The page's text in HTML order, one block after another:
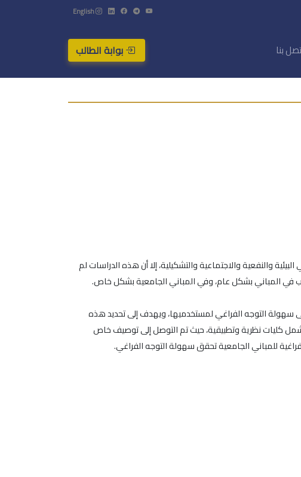
English
بنا بوابة الطالب
والنفعية والاجتماعية والتشكيلية، إلا أن هذه الدراسات لم
في المباني بشكل عام، وفي المباني الجامعية بشكل خاص.
سهولة التوجه الفراغي لمستخدميها، ويهدف إلى تحديد هذه
كليات نظرية وتطبيقية، حيث تم التوصل إلى توصيف خاص
للمباني الجامعية تحقق سهولة التوجه الفراغي.